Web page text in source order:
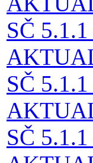
SČ
SČ
SČ